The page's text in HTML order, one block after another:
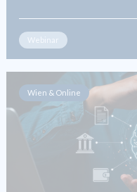
Webinar
Wien & Online